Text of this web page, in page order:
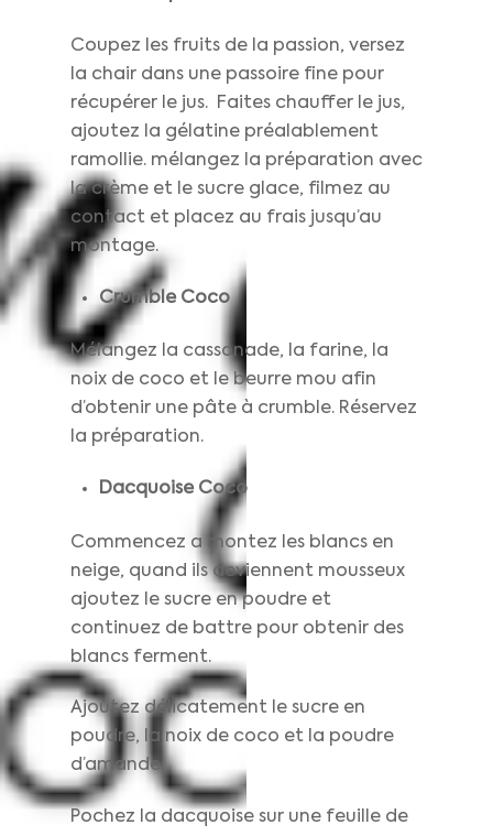
Coupez les fruits de la passion, versez
la chair dans une passoire fine pour
récupérer le jus. Faites chauffer le jus,
ajoutez la gélatine préalablement
ramollie. mélangez la préparation avec
la crème et le sucre glace, filmez au
contact et placez au frais jusqu’au
montage.
Crumble Coco
Mélangez la cassonade, la farine, la
noix de coco et le beurre mou afin
d’obtenir une pâte à crumble. Réservez
la préparation.
Dacquoise Coco
Commencez a montez les blancs en
neige, quand ils deviennent mousseux
ajoutez le sucre en poudre et
continuez de battre pour obtenir des
blancs ferment.
Ajoutez délicatement le sucre en
poudre, la noix de coco et la poudre
d’amande.
Pochez la dacquoise sur une feuille de